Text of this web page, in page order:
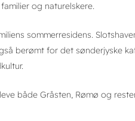
og naturelskere.
sommerresidens.
berømt for det sønderjyske
både Gråsten, Rømø og